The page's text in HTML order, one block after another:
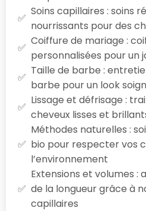
Soins capillaires : soins
nourrissants pour des
Coiffure de mariage :
personnalisées pour un
Taille de barbe :
barbe pour un look
Lissage et défrisage :
cheveux lisses et
Méthodes naturelles :
bio pour respecter vos
l’environnement
Extensions et volumes :
de la longueur grâce à
capillaires